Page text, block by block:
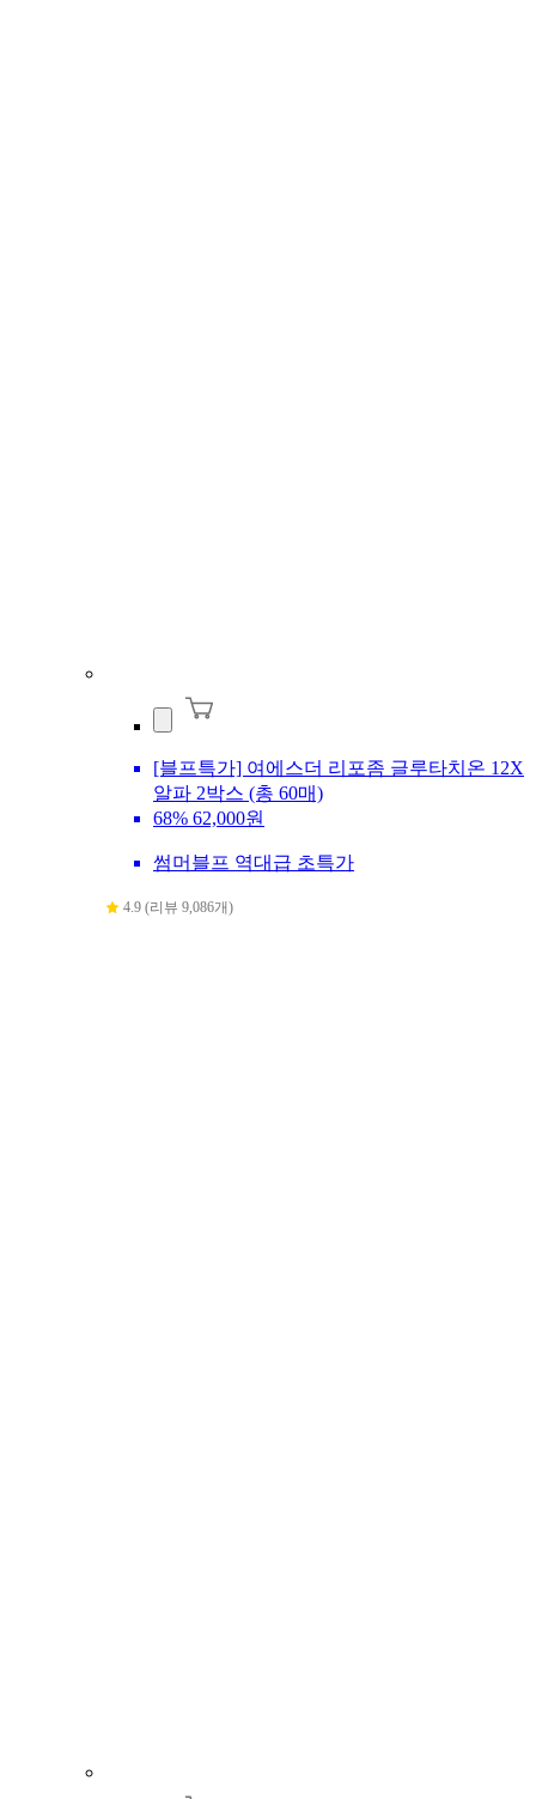
[블프특가] 여에스더 리포좀 글루타치온 12X
알파 2박스 (총 60매)
68% 62,000원
썸머블프 역대급 초특가
4.9 (리뷰 9,086개)